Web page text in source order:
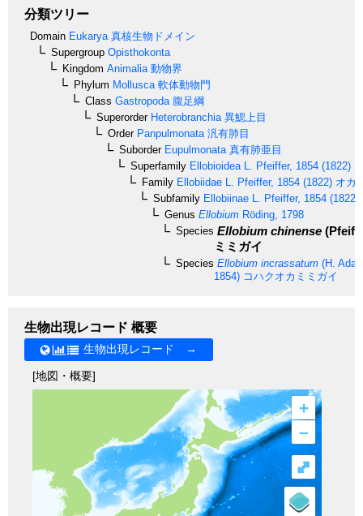
分類ツリー
Domain Eukarya 真核生物ドメイン
Supergroup Opisthokonta
Kingdom Animalia 動物界
Phylum Mollusca 軟体動物門
Class Gastropoda 腹足綱
SuperorderHeterobranchia 異鰓上目
OrderPanpulmonata 汎有肺目
SuborderEupulmonata 真有肺亜目
Superfamily Ellobioidea L. Pfeiffer, 1854 (1822)
Family Ellobiidae L. Pfeiffer, 1854 (1822) オカ
Subfamily Ellobiinae L. Pfeiffer, 1854 (1822)
Genus Ellobium Röding, 1798
Species Ellobium chinense
ミミガイ
Species Ellobium incrassatum (H.
1854) コハクオカミミガイ
生物出現レコード 概要
生物出現レコード →
[地図・概要]
+
–
⤢